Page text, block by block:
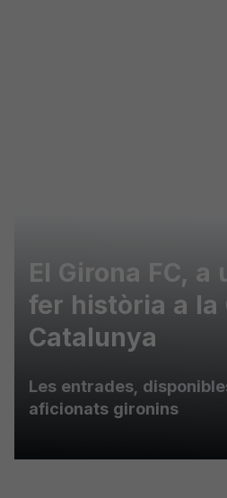
El Girona FC, a
fer història a la
Catalunya
Les entrades,
aficionats gironins